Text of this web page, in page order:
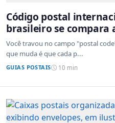
Código postal
brasileiro se compara
sistemas de outros
Você travou no campo "postal
que muda é que cada p...
GUIAS POSTAIS 10 min